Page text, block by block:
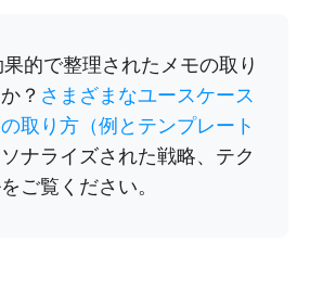
果的で整理されたメモの取り
？ さまざまなユースケース
取り方（例とテンプレート
ナライズされた戦略、テク
ご覧ください。